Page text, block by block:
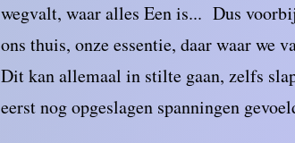
wegvalt, waar alles Een is... Dus
ons thuis, onze essentie, daar waar we
Dit kan allemaal in stilte gaan, zelfs
eerst nog opgeslagen spanningen